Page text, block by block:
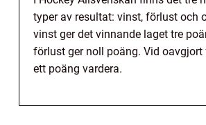
typer av resultat: vinst, förlust och
vinst ger det vinnande laget tre
förlust ger noll poäng. Vid oavgjort
ett poäng vardera.